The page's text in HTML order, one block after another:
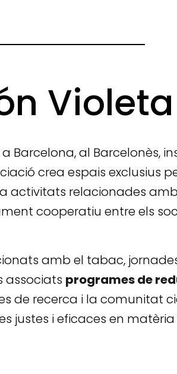
Barcelona, al Barcelonès,
crea espais exclusius
activitats relacionades
cooperatiu entre els
amb el tabac,
associats programes de
de recerca i la comunitat
justes i eficaces en